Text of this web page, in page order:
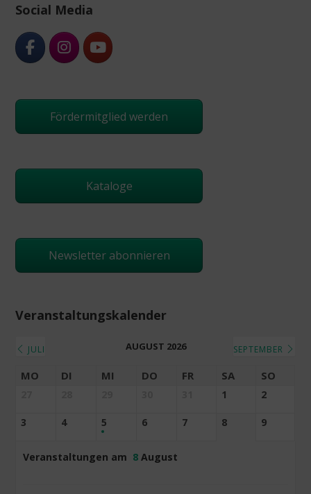
Social Media
Fördermitglied werden
Kataloge
Newsletter abonnieren
Veranstaltungskalender
JULI AUGUST 2026 SEPTEMBER
MO DI MI DO FR SA SO
1 2
3 4 5 6 7 8 9
Veranstaltungen am 8 August